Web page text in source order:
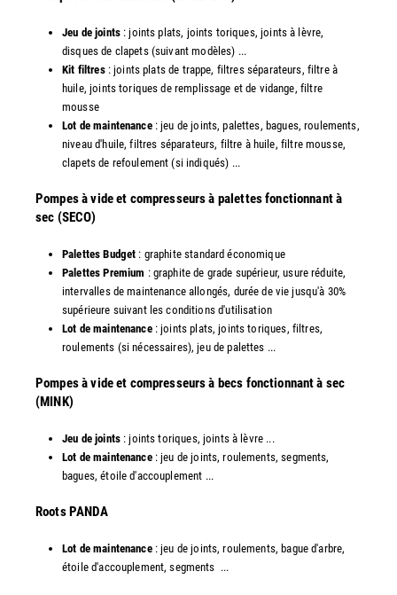
Jeu de joints : joints plats, joints toriques, joints à lèvre,
disques de clapets (suivant modèles) ...
Kit filtres: joints plats de trappe, filtres séparateurs, filtre à
huile, joints toriques de remplissage et de vidange, filtre
mousse
Lot de maintenance: jeu de joints, palettes, bagues, roulements,
niveau d'huile, filtres séparateurs, filtre à huile, filtre mousse,
clapets de refoulement (si indiqués) ...
​Pompes à vide et compresseurs à palettes fonctionnant à
sec (SECO)
Palettes Budget : graphite standard économique
Palettes Premium : graphite de grade supérieur, usure réduite,
intervalles de maintenance allongés, durée de vie jusqu'à 30%
supérieure suivant les conditions d'utilisation
Lot de maintenance: joints plats, joints toriques, filtres,
roulements (si nécessaires), jeu de palettes ...
Pompes à vide et compresseurs à becs fonctionnant à sec
(MINK)
Jeu de joints: joints toriques, joints à lèvre ...
Lot de maintenance: jeu de joints, roulements, segments,
bagues, étoile d'accouplement ...
​Roots PANDA
Lot de maintenance: jeu de joints, roulements, bague d'arbre,
étoile d'accouplement, segments ...​